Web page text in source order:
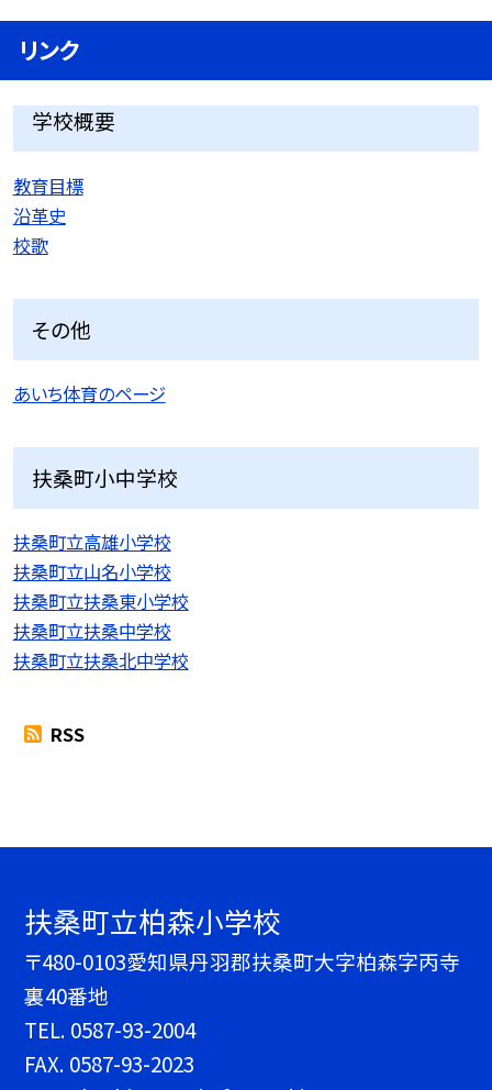
リンク
学校概要
教育目標
沿革史
校歌
その他
あいち体育のページ
扶桑町小中学校
扶桑町立高雄小学校
扶桑町立山名小学校
扶桑町立扶桑東小学校
扶桑町立扶桑中学校
扶桑町立扶桑北中学校
RSS
扶桑町立柏森小学校
〒480-0103愛知県丹羽郡扶桑町大字柏森字丙寺
裏40番地
TEL. 0587-93-2004
FAX. 0587-93-2023